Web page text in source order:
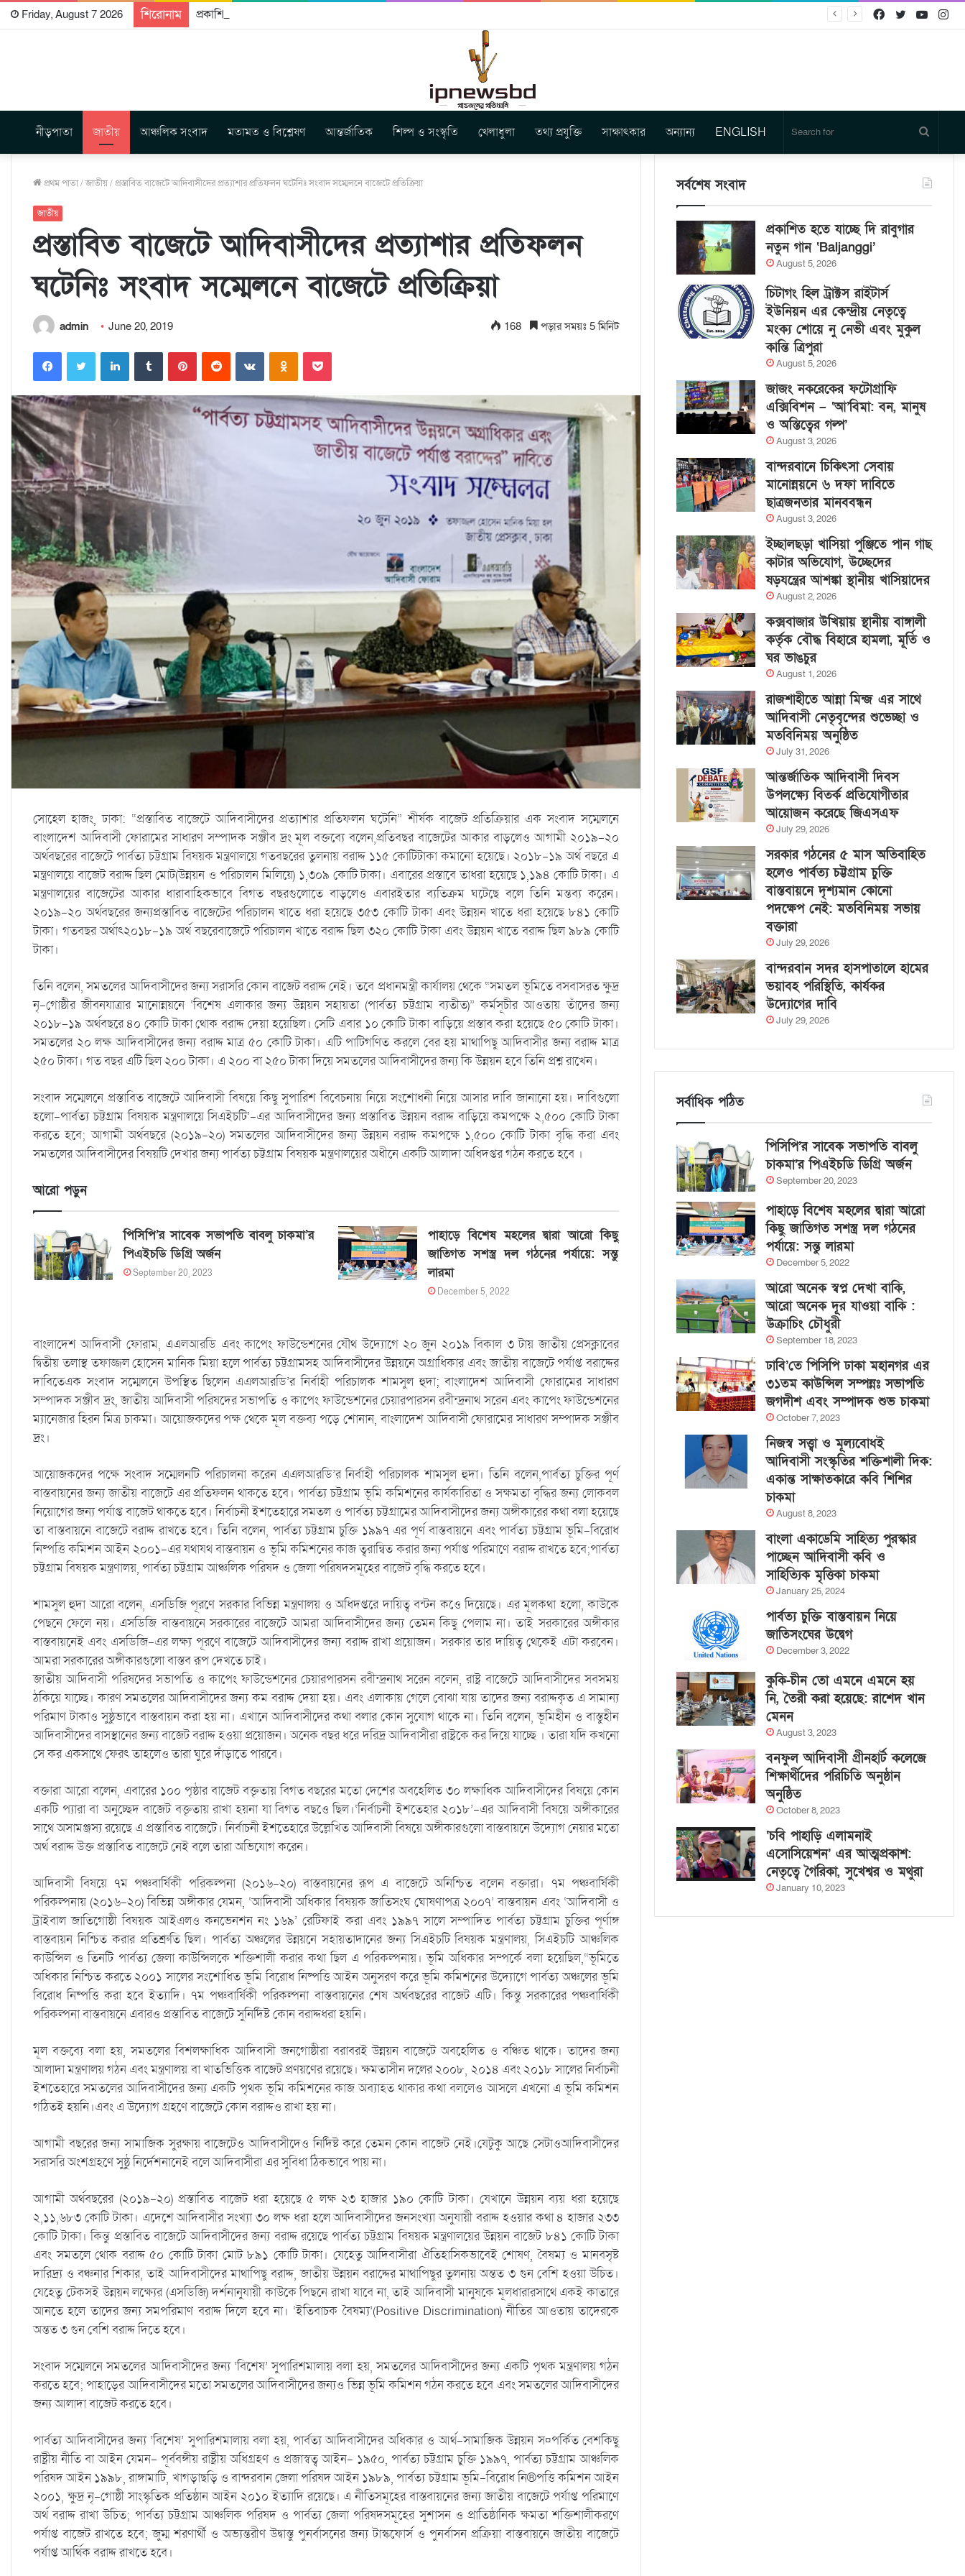
Friday, August 7 2026 শিরোনাম প্রকাশিত হতে যাচ্ছে দি রাবুগার নতুন গান ‘Baljanggi’ Twitter
Facebook
নীড়পাতা জাতীয় আঞ্চলিক সংবাদ মতামত ও বিশ্লেষণ আন্তর্জাতিক শিল্প ও সংস্কৃতি খেলাধুলা তথ্য প্রযুক্তি সাক্ষাৎকার অন্যান্য ENGLISH
for
প্রথম পাতা/জাতীয়/প্রস্তাবিত বাজেটে আদিবাসীদের প্রত্যাশার প্রতিফলন ঘটেনিঃ সংবাদ সম্মেলনে বাজেটে প্রতিক্রিয়া
জাতীয়
প্রস্তাবিত বাজেটে আদিবাসীদের প্রত্যাশার প্রতিফলন
ঘটেনিঃ সংবাদ সম্মেলনে বাজেটে প্রতিক্রিয়া
admin June 20, 2019 168 পড়ার সময়ঃ 5 মিনিট
সোহেল হাজং, ঢাকা: “প্রস্তাবিত বাজেটে আদিবাসীদের প্রত্যাশার প্রতিফলন ঘটেনি” শীর্ষক বাজেট প্রতিক্রিয়ার এক সংবাদ সম্মেলনে
বাংলাদেশ আদিবাসী ফোরামের সাধারণ সম্পাদক সঞ্জীব দ্রং মূল বক্তব্যে বলেন,প্রতিবছর বাজেটের আকার বাড়লেও আগামী ২০১৯-২০
অর্থবছরের বাজেটে পার্বত্য চট্টগ্রাম বিষয়ক মন্ত্রণালয়ে গতবছরের তুলনায় বরাদ্দ ১১৫ কোটিটাকা কমানো হয়েছে। ২০১৮-১৯ অর্থ বছরে এ
মন্ত্রণালয়ে বাজেট বরাদ্দ ছিল মোট(উন্নয়ন ও পরিচালন মিলিয়ে) ১,৩০৯ কোটি টাকা। এবারের প্রস্তাবে তাধরা হয়েছে ১,১৯৪ কোটি টাকা। এ
মন্ত্রণালয়ের বাজেটের আকার ধারাবাহিকভাবে বিগত বছরগুলোতে বাড়লেও এবারইতার ব্যতিক্রম ঘটেছে বলে তিনি মন্তব্য করেন।
২০১৯-২০ অর্থবছরের জন্যপ্রস্তাবিত বাজেটের পরিচালন খাতে ধরা হয়েছে ৩৫৩ কোটি টাকা এবং উন্নয়ন খাতে ধরা হয়েছে ৮৪১ কোটি
টাকা। গতবছর অর্থাৎ২০১৮-১৯ অর্থ বছরেবাজেটে পরিচালন খাতে বরাদ্দ ছিল ৩২০ কোটি টাকা এবং উন্নয়ন খাতে বরাদ্দ ছিল ৯৮৯ কোটি
টাকা।
তিনি বলেন, সমতলের আদিবাসীদের জন্য সরাসরি কোন বাজেট বরাদ্দ নেই। তবে প্রধানমন্ত্রী কার্যালয় থেকে “সমতল ভূমিতে বসবাসরত ক্ষুদ্র
নৃ-গোষ্ঠীর জীবনযাত্রার মানোন্নয়নে ‘বিশেষ এলাকার জন্য উন্নয়ন সহায়তা (পার্বত্য চট্টগ্রাম ব্যতীত)” কর্মসূচীর আওতায় তাঁদের জন্য
২০১৮-১৯ অর্থবছরে ৪০ কোটি টাকা থোক বরাদ্দ দেয়া হয়েছিল। সেটি এবার ১০ কোটি টাকা বাড়িয়ে প্রস্তাব করা হয়েছে ৫০ কোটি টাকা।
সমতলের ২০ লক্ষ আদিবাসীদের জন্য বরাদ্দ মাত্র ৫০ কোটি টাকা। এটি পাটিগণিত করলে বের হয় মাথাপিছু আদিবাসীর জন্য বরাদ্দ মাত্র
২৫০ টাকা। গত বছর এটি ছিল ২০০ টাকা। এ ২০০ বা ২৫০ টাকা দিয়ে সমতলের আদিবাসীদের জন্য কি উন্নয়ন হবে তিনি প্রশ্ন রাখেন।
সংবাদ সম্মেলনে প্রস্তাবিত বাজেটে আদিবাসী বিষয়ে কিছু সুপারিশ বিবেচনায় নিয়ে সংশোধনী নিয়ে আসার দাবি জানানো হয়। দাবিগুলো
হলো-পার্বত্য চট্টগ্রাম বিষয়ক মন্ত্রণালয়ে সিএইচটি’-এর আদিবাসীদের জন্য প্রস্তাবিত উন্নয়ন বরাদ্দ বাড়িয়ে কমপক্ষে ২,৫০০ কোটি টাকা
করতে হবে; আগামী অর্থবছরে (২০১৯-২০) সমতলের আদিবাসীদের জন্য উন্নয়ন বরাদ্দ কমপক্ষে ১,৫০০ কোটি টাকা বৃদ্ধি করা এবং
সমতলের আদিবাসীদের বিষয়টি দেখার জন্য পার্বত্য চট্টগ্রাম বিষয়ক মন্ত্রণালয়ের অধীনে একটি আলাদা অধিদপ্তর গঠন করতে হবে ।
আরো পড়ুন
পিসিপি’র সাবেক সভাপতি বাবলু চাকমা’র
পিএইচডি ডিগ্রি অর্জন
September 20, 2023
পাহাড়ে বিশেষ মহলের দ্বারা আরো কিছু
জাতিগত সশস্ত্র দল গঠনের পর্যায়ে: সন্তু
লারমা
December 5, 2022
বাংলাদেশ আদিবাসী ফোরাম, এএলআরডি এবং কাপেং ফাউন্ডেশনের যৌথ উদ্যোগে ২০ জুন ২০১৯ বিকাল ৩ টায় জাতীয় প্রেসক্লাবের
দ্বিতীয় তলাস্থ তফাজ্জল হোসেন মানিক মিয়া হলে পার্বত্য চট্টগ্রামসহ আদিবাসীদের উন্নয়নে অগ্রাধিকার এবং জাতীয় বাজেটে পর্যাপ্ত বরাদ্দের
দাবিতেএক সংবাদ সম্মেলনে উপস্থিত ছিলেন এএলআরডি’র নির্বাহী পরিচালক শামসুল হুদা; বাংলাদেশ আদিবাসী ফোরামের সাধারণ
সম্পাদক সঞ্জীব দ্রং, জাতীয় আদিবাসী পরিষদের সভাপতি ও কাপেং ফাউন্ডেশনের চেয়ারপারসন রবীন্দ্রনাথ সরেন এবং কাপেং ফাউন্ডেশনের
ম্যানেজার হিরন মিত্র চাকমা। আয়োজকদের পক্ষ থেকে মূল বক্তব্য পড়ে শোনান, বাংলাদেশ আদিবাসী ফোরামের সাধারণ সম্পাদক সঞ্জীব
দ্রং।
আয়োজকদের পক্ষে সংবাদ সম্মেলনটি পরিচালনা করেন এএলআরডি’র নির্বাহী পরিচালক শামসুল হুদা। তিনি বলেন,পার্বত্য চুক্তির পূর্ণ
বাস্তবায়নের জন্য জাতীয় বাজেটে এর প্রতিফলন থাকতে হবে। পার্বত্য চট্টগ্রাম ভূমি কমিশনের কার্যকারিতা ও সক্ষমতা বৃদ্ধির জন্য লোকবল
নিয়োগের জন্য পর্যাপ্ত বাজেট থাকতে হবে। নির্বাচনী ইশতেহারে সমতল ও পার্বত্য চট্টগ্রামের আদিবাসীদের জন্য অঙ্গীকারের কথা বলা হয়েছে
তা বাস্তবায়নে বাজেটে বরাদ্দ রাখতে হবে। তিনি বলেন, পার্বত্য চট্টগ্রাম চুক্তি ১৯৯৭ এর পূর্ণ বাস্তবায়নে এবং পার্বত্য চট্টগ্রাম ভূমি-বিরোধ
নিষ্পত্তি কমিশন আইন ২০০১-এর যথাযথ বাস্তবায়ন ও ভূমি কমিশনের কাজ ত্বরান্বিত করার জন্য পর্যাপ্ত পরিমাণে বরাদ্দ রাখতে হবে;পার্বত্য
চট্টগ্রাম বিষয়ক মন্ত্রণালয়, পার্বত্য চট্টগ্রাম আঞ্চলিক পরিষদ ও জেলা পরিষদসমূহের বাজেট বৃদ্ধি করতে হবে।
শামসুল হুদা আরো বলেন, এসডিজি পূরণে সরকার বিভিন্ন মন্ত্রণালয় ও অধিদপ্তরে দায়িত্ব বন্টন কওে দিয়েছে। এর মূলকথা হলো, কাউকে
পেছনে ফেলে নয়। এসডিজি বাস্তবায়নে সরকারের বাজেটে আমরা আদিবাসীদের জন্য তেমন কিছু পেলাম না। তাই সরকারের অঙ্গীকার
বাস্তবায়নেই এবং এসডিজি-এর লক্ষ্য পূরণে বাজেটে আদিবাসীদের জন্য বরাদ্দ রাখা প্রয়োজন। সরকার তার দায়িত্ব থেকেই এটা করবেন।
আমরা সরকারের অঙ্গীকারগুলো বাস্তব রূপ দেখতে চাই।
জাতীয় আদিবাসী পরিষদের সভাপতি ও কাপেং ফাউন্ডেশনের চেয়ারপারসন রবীন্দ্রনাথ সরেন বলেন, রাষ্ট্র বাজেটে আদিবাসীদের সবসময়
ঠকিয়ে যাচ্ছে। কারণ সমতলের আদিবাসীদের জন্য কম বরাদ্দ দেয়া হয়। এবং এলাকায় গেলে বোঝা যায় তাদের জন্য বরাদ্দকৃত এ সামান্য
পরিমাণ টাকাও সুষ্ঠুভাবে বাস্তবায়ন করা হয় না। এখানে আদিবাসীদের কথা বলার কোন সুযোগ থাকে না। তিনি বলেন, ভূমিহীন ও বাস্তুহীন
আদিবাসীদের বাসস্থানের জন্য বাজেট বরাদ্দ হওয়া প্রয়োজন। অনেক বছর ধরে দরিদ্র আদিবাসীরা রাষ্ট্রকে কর দিয়ে যাচ্ছে । তারা যদি কখনো
সে কর একসাথে ফেরৎ তাহলেও তারা ঘুরে দাঁড়াতে পারবে।
বক্তারা আরো বলেন, এবারের ১০০ পৃষ্ঠার বাজেট বক্তৃতায় বিগত বছরের মতো দেশের অবহেলিত ৩০ লক্ষাধিক আদিবাসীদের বিষয়ে কোন
একটি প্যারা বা অনুচ্ছেদ বাজেট বক্তৃতায় রাখা হয়না যা বিগত বছওে ছিল।‘নির্বাচনী ইশতেহার ২০১৮’-এর আদিবাসী বিষয়ে অঙ্গীকারের
সাথে অসামঞ্জস্য রয়েছে এ প্রস্তাবিত বাজেটে। নির্বাচনী ইশতেহারে উল্লেখিত আদিবাসী বিষয়ে অঙ্গীকারগুলো বাস্তবায়নে উদ্যোগ নেয়ার মতো
অর্থ বরাদ্দ উক্ত প্রস্তাবিত বাজেটে নেই বলে তারা অভিযোগ করেন।
আদিবাসী বিষয়ে ৭ম পঞ্চবার্ষিকী পরিকল্পনা (২০১৬-২০) বাস্তবায়নের রূপ এ বাজেটে অনিশ্চিত বলেন বক্তারা। ৭ম পঞ্চবার্ষিকী
পরিকল্পনায় (২০১৬-২০) বিভিন্ন অঙ্গীকার যেমন, ‘আদিবাসী অধিকার বিষয়ক জাতিসংঘ ঘোষণাপত্র ২০০৭’ বাস্তবায়ন এবং ‘আদিবাসী ও
ট্রাইবাল জাতিগোষ্ঠী বিষয়ক আইএলও কনভেনশন নং ১৬৯’ রেটিফাই করা এবং ১৯৯৭ সালে সম্পাদিত পার্বত্য চট্টগ্রাম চুক্তির পূর্ণাঙ্গ
বাস্তবায়ন নিশ্চিত করার প্রতিশ্রুতি ছিল। পার্বত্য অঞ্চলের উন্নয়নে সহায়তাদানের জন্য সিএইচটি বিষয়ক মন্ত্রণালয়, সিএইচটি আঞ্চলিক
কাউন্সিল ও তিনটি পার্বত্য জেলা কাউন্সিলকে শক্তিশালী করার কথা ছিল এ পরিকল্পনায়। ভূমি অধিকার সম্পর্কে বলা হয়েছিল,“ভূমিতে
অধিকার নিশ্চিত করতে ২০০১ সালের সংশোধিত ভূমি বিরোধ নিষ্পত্তি আইন অনুসরণ করে ভূমি কমিশনের উদ্যোগে পার্বত্য অঞ্চলের ভূমি
বিরোধ নিষ্পত্তি করা হবে ইত্যাদি। ৭ম পঞ্চবার্ষিকী পরিকল্পনা বাস্তবায়নের শেষ অর্থবছরের বাজেট এটি। কিন্তু সরকারের পঞ্চবার্ষিকী
পরিকল্পনা বাস্তবায়নে এবারও প্রস্তাবিত বাজেটে সুনির্দিষ্ট কোন বরাদ্দধরা হয়নি।
মূল বক্তব্যে বলা হয়, সমতলের বিশলক্ষাধিক আদিবাসী জনগোষ্ঠীরা বরাবরই উন্নয়ন বাজেটে অবহেলিত ও বঞ্চিত থাকে। তাদের জন্য
আলাদা মন্ত্রণালয় গঠন এবং মন্ত্রণালয় বা খাতভিত্তিক বাজেট প্রণয়ণের রয়েছে। ক্ষমতাসীন দলের ২০০৮, ২০১৪ এবং ২০১৮ সালের নির্বাচনী
ইশতেহারে সমতলের আদিবাসীদের জন্য একটি পৃথক ভূমি কমিশনের কাজ অব্যাহত থাকার কথা বললেও আসলে এখনো এ ভূমি কমিশন
গঠিতই হয়নি।এবং এ উদ্যোগ গ্রহণে বাজেটে কোন বরাদ্দও রাখা হয় না।
আগামী বছরের জন্য সামাজিক সুরক্ষায় বাজেটেও আদিবাসীদেও নির্দিষ্ট করে তেমন কোন বাজেট নেই।যেটুকু আছে সেটাওআদিবাসীদের
সরাসরি অংশগ্রহণে সুষ্ঠু নির্দেশনানেই বলে আদিবাসীরা এর সুবিধা ঠিকভাবে পায় না।
আগামী অর্থবছরের (২০১৯-২০) প্রস্তাবিত বাজেট ধরা হয়েছে ৫ লক্ষ ২৩ হাজার ১৯০ কোটি টাকা। যেখানে উন্নয়ন ব্যয় ধরা হয়েছে
২,১১,৬৮৩ কোটি টাকা। এদেশে আদিবাসীর সংখ্যা ৩০ লক্ষ ধরা হলে আদিবাসীদের জনসংখ্যা অনুযায়ী বরাদ্দ হওয়ার কথা ৪ হাজার ২৩৩
কোটি টাকা। কিন্তু প্রস্তাবিত বাজেটে আদিবাসীদের জন্য বরাদ্দ রয়েছে পার্বত্য চট্টগ্রাম বিষয়ক মন্ত্রণালয়ের উন্নয়ন বাজেট ৮৪১ কোটি টাকা
এবং সমতলে থোক বরাদ্দ ৫০ কোটি টাকা মোট ৮৯১ কোটি টাকা। যেহেতু আদিবাসীরা ঐতিহাসিকভাবেই শোষণ, বৈষম্য ও মানবসৃষ্ট
দারিদ্র্য ও বঞ্চনার শিকার, তাই আদিবাসীদের মাথাপিছু বরাদ্দ, জাতীয় উন্নয়ন বরাদ্দের মাথাপিছুর তুলনায় অন্তত ৩ গুন বেশি হওয়া উচিত।
যেহেতু টেকসই উন্নয়ন লক্ষ্যের (এসডিজি) দর্শনানুযায়ী কাউকে পিছনে রাখা যাবে না, তাই আদিবাসী মানুষকে মূলধারারসাথে একই কাতারে
আনতে হলে তাদের জন্য সমপরিমাণ বরাদ্দ দিলে হবে না। ‘ইতিবাচক বৈষম্য’(Positive Discrimination) নীতির আওতায় তাদেরকে
অন্তত ৩ গুন বেশি বরাদ্দ দিতে হবে।
সংবাদ সম্মেলনে সমতলের আদিবাসীদের জন্য ‘বিশেষ’ সুপারিশমালায় বলা হয়, সমতলের আদিবাসীদের জন্য একটি পৃথক মন্ত্রণালয় গঠন
করতে হবে; পাহাড়ের আদিবাসীদের মতো সমতলের আদিবাসীদের জন্যও ভিন্ন ভূমি কমিশন গঠন করতে হবে এবং সমতলের আদিবাসীদের
জন্য আলাদা বাজেট করতে হবে।
পার্বত্য আদিবাসীদের জন্য ‘বিশেষ’ সুপারিশমালায় বলা হয়, পার্বত্য আদিবাসীদের অধিকার ও আর্থ-সামাজিক উন্নয়ন স¤পর্কিত বেশকিছু
রাষ্ট্রীয় নীতি বা আইন যেমন- পূর্ববঙ্গীয় রাষ্ট্রীয় অধিগ্রহণ ও প্রজাস্বত্ব আইন- ১৯৫০, পার্বত্য চট্টগ্রাম চুক্তি ১৯৯৭, পার্বত্য চট্টগ্রাম আঞ্চলিক
পরিষদ আইন ১৯৯৮, রাঙ্গামাটি, খাগড়াছড়ি ও বান্দরবান জেলা পরিষদ আইন ১৯৮৯, পার্বত্য চট্টগ্রাম ভূমি-বিরোধ নি®পত্তি কমিশন আইন
২০০১, ক্ষুদ্র নৃ-গোষ্ঠী সাংস্কৃতিক প্রতিষ্ঠান আইন ২০১০ ইত্যাদি রয়েছে। এ নীতিসমূহের বাস্তবায়নের জন্য জাতীয় বাজেটে পর্যাপ্ত পরিমাণে
অর্থ বরাদ্দ রাখা উচিত; পার্বত্য চট্টগ্রাম আঞ্চলিক পরিষদ ও পার্বত্য জেলা পরিষদসমূহের সুশাসন ও প্রাতিষ্ঠানিক ক্ষমতা শক্তিশালীকরণে
পর্যাপ্ত বাজেট রাখতে হবে; জুম্ম শরণার্থী ও অভ্যন্তরীণ উদ্বাস্তু পুনর্বাসনের জন্য টাস্কফোর্স ও পুনর্বাসন প্রক্রিয়া বাস্তবায়নে জাতীয় বাজেটে
পর্যাপ্ত আর্থিক বরাদ্দ রাখতে হবে।
সর্বশেষ সংবাদ
প্রকাশিত হতে যাচ্ছে দি রাবুগার
নতুন গান ‘Baljanggi’
August 5, 2026
চিটাগং হিল ট্রাক্টস রাইটার্স
ইউনিয়ন এর কেন্দ্রীয় নেতৃত্বে
মংক্য শোয়ে নু নেভী এবং মুকুল
কান্তি ত্রিপুরা
August 5, 2026
জাজং নকরেকের ফটোগ্রাফি
এক্সিবিশন – ‘আ’বিমা: বন, মানুষ
ও অস্তিত্বের গল্প’
August 3, 2026
বান্দরবানে চিকিৎসা সেবায়
মানোন্নয়নে ৬ দফা দাবিতে
ছাত্রজনতার মানববন্ধন
August 3, 2026
ইচ্ছালছড়া খাসিয়া পুঞ্জিতে পান গাছ
কাটার অভিযোগ, উচ্ছেদের
ষড়যন্ত্রের আশঙ্কা স্থানীয় খাসিয়াদের
August 2, 2026
কক্সবাজার উখিয়ায় স্থানীয় বাঙ্গালী
কর্তৃক বৌদ্ধ বিহারে হামলা, মূর্তি ও
ঘর ভাঙচুর
August 1, 2026
রাজশাহীতে আন্না মিন্জ এর সাথে
আদিবাসী নেতৃবৃন্দের শুভেচ্ছা ও
মতবিনিময় অনুষ্ঠিত
July 31, 2026
আন্তর্জাতিক আদিবাসী দিবস
উপলক্ষ্যে বিতর্ক প্রতিযোগীতার
আয়োজন করেছে জিএসএফ
July 29, 2026
সরকার গঠনের ৫ মাস অতিবাহিত
হলেও পার্বত্য চট্টগ্রাম চুক্তি
বাস্তবায়নে দৃশ্যমান কোনো
পদক্ষেপ নেই: মতবিনিময় সভায়
বক্তারা
July 29, 2026
বান্দরবান সদর হাসপাতালে হামের
ভয়াবহ পরিস্থিতি, কার্যকর
উদ্যোগের দাবি
July 29, 2026
সর্বাধিক পঠিত
পিসিপি’র সাবেক সভাপতি বাবলু
চাকমা’র পিএইচডি ডিগ্রি অর্জন
September 20, 2023
পাহাড়ে বিশেষ মহলের দ্বারা আরো
কিছু জাতিগত সশস্ত্র দল গঠনের
পর্যায়ে: সন্তু লারমা
December 5, 2022
আরো অনেক স্বপ্ন দেখা বাকি,
আরো অনেক দূর যাওয়া বাকি :
উক্রাচিং চৌধুরী
September 18, 2023
ঢাবি’তে পিসিপি ঢাকা মহানগর এর
৩১তম কাউন্সিল সম্পন্নঃ সভাপতি
জগদীশ এবং সম্পাদক শুভ চাকমা
October 7, 2023
নিজস্ব সত্ত্বা ও মূল্যবোধই
আদিবাসী সংস্কৃতির শক্তিশালী দিক:
একান্ত সাক্ষাতকারে কবি শিশির
চাকমা
August 8, 2023
বাংলা একাডেমি সাহিত্য পুরস্কার
পাচ্ছেন আদিবাসী কবি ও
সাহিত্যিক মৃত্তিকা চাকমা
January 25, 2024
পার্বত্য চুক্তি বাস্তবায়ন নিয়ে
জাতিসংঘের উদ্বেগ
December 3, 2022
কুকি-চীন তো এমনে এমনে হয়
নি, তৈরী করা হয়েছে: রাশেদ খান
মেনন
August 3, 2023
বনফুল আদিবাসী গ্রীনহার্ট কলেজে
শিক্ষার্থীদের পরিচিতি অনুষ্ঠান
অনুষ্ঠিত
October 8, 2023
‘চবি পাহাড়ি এলামনাই
এসোসিয়েশন’ এর আত্মপ্রকাশ:
নেতৃত্বে গৈরিকা, সুখেশ্বর ও মথুরা
January 10, 2023